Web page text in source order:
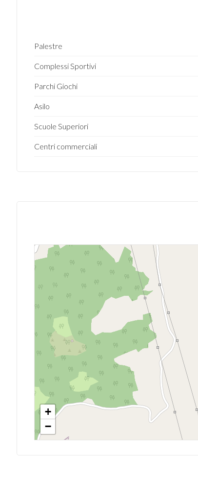
Palestre
Complessi Sportivi
Parchi Giochi
Asilo
Scuole Superiori
Centri commerciali
+
−
Posto auto/Box
Balcone/Terrazzo
Ascensore
Arredato
Nuova costruzione
Lusso